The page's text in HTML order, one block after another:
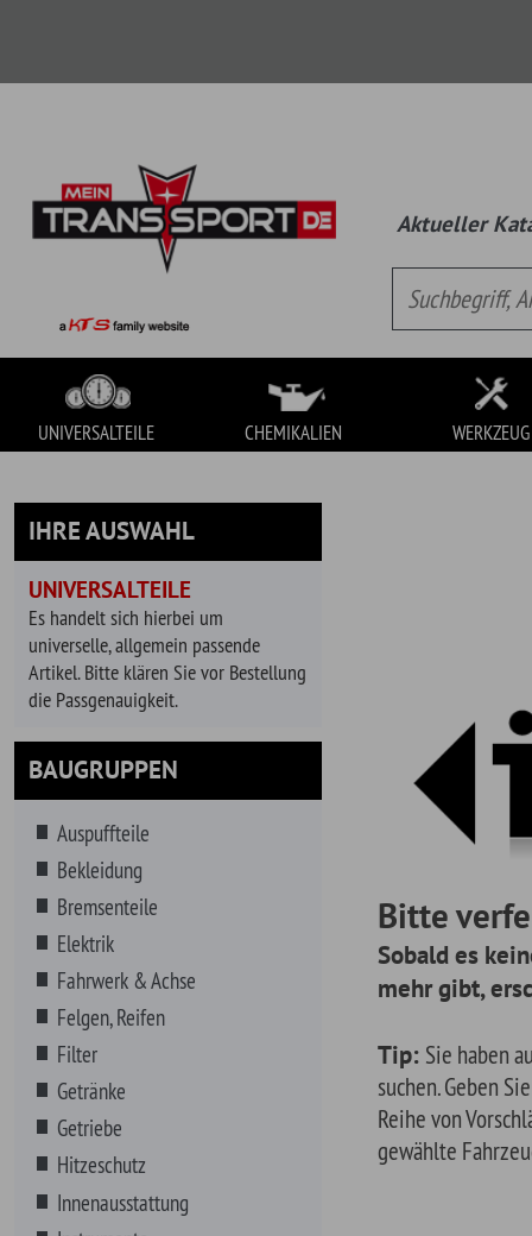
IHRE AUSWAHL
UNIVERSALTEILE
Es handelt sich hierbei um
universelle, allgemein passende
die Passgenauigkeit.
BAUGRUPPEN
Auspuffteile
Bekleidung
Bremsenteile
Elektrik
Fahrwerk & Achse
Felgen, Reifen
Filter
Getriebe
Hitzeschutz
Innenausstattung
Instrumente
Karosserieteile
Kraftstoff
Kraftstoff- MARINE
Kühlung, Heizung, Klima
Bitte
Sobald es keine
mehr gibt, erscheinen
suchen. Geben Sie dazu
Reihe von Vorschlägen für
gewählte Fahrzeug.